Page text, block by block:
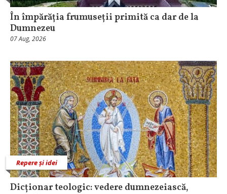
În împărăția frumuseții primită ca dar de la
Dumnezeu
07 Aug, 2026
Repere și idei
Dicționar teologic: vedere dumnezeiască,